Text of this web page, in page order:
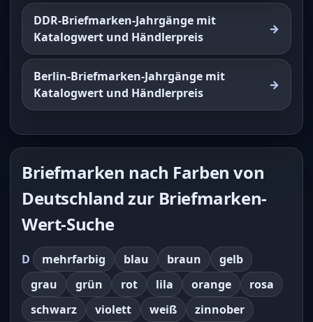
DDR-Briefmarken-Jahrgänge mit
Katalogwert und Händlerpreis
Berlin-Briefmarken-Jahrgänge mit
Katalogwert und Händlerpreis
Briefmarken nach Farben von
Deutschland zur Briefmarken-
Wert-Suche
D mehrfarbig blau braun
gelb
grau
grün rot lila orange
rosa
schwarz
violett weiß
zinnober